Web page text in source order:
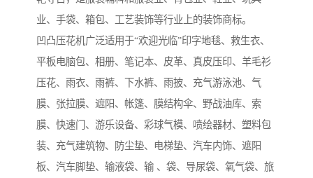
业、手袋、箱包、工艺装饰等行业上的装饰商标。
凹凸压花机广泛适用于“欢迎光临”印字地毯、救生衣、
平板电脑包、相册、笔记本、皮革、真皮压印、羊毛衫
压花、雨衣、雨裤、下水裤、雨披、充气游泳池、气
膜、张拉膜、遮阳、帐篷、膜结构伞、野战油库、索
膜、快速门、游乐设备、彩球气模、喷绘器材、塑料包
装、充气建筑物、防尘垫、电梯垫、汽车内饰、遮阳
板、汽车脚垫、输液袋、输 、袋、导尿袋、氧气袋、旅